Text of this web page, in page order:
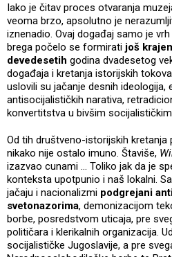
Iako je čitav proces otvaranja
veoma brzo, apsolutno je
iznenadio. Ovaj događaj samo je
brega počelo se formirati još
devedesetih godina dvadesetog
događaja i kretanja istorijskih
uslovili su jačanje desnih ideologija,
antisocijalističkih narativa,
konvertitstva u bivšim
Od tih društveno-istorijskih kretanja
nikako nije ostalo imuno. Štaviše,
izazvao cunami ... Toliko jak da je
konteksta upotpunio i naš lokalni.
jačaju i nacionalizmi podgrejani
svetonazorima, demonizacijom
borbe, posredstvom uticaja, pre
političara i klerikalnih organizacija.
socijalističke Jugoslavije, a pre